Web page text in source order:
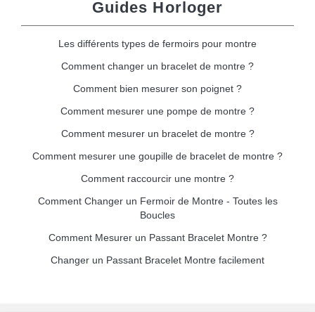
Guides Horloger
Les différents types de fermoirs pour montre
Comment changer un bracelet de montre ?
Comment bien mesurer son poignet ?
Comment mesurer une pompe de montre ?
Comment mesurer un bracelet de montre ?
Comment mesurer une goupille de bracelet de montre ?
Comment raccourcir une montre ?
Comment Changer un Fermoir de Montre - Toutes les
Boucles
Comment Mesurer un Passant Bracelet Montre ?
Changer un Passant Bracelet Montre facilement